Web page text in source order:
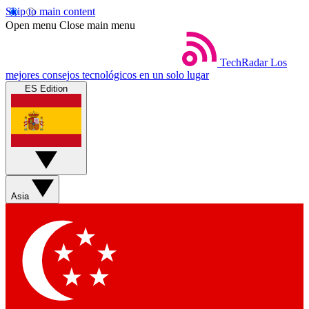
Skip to main content
Open menu Close main menu
TechRadar Los
mejores consejos tecnológicos en un solo lugar
ES Edition
Asia